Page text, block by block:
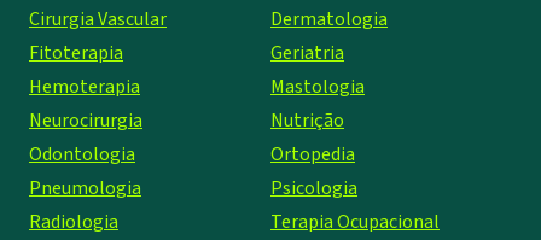
Cirurgia Vascular
Dermatologia
Fitoterapia
Geriatria
Hemoterapia
Mastologia
Neurocirurgia
Nutrição
Odontologia
Ortopedia
Pneumologia
Psicologia
Radiologia
Terapia Ocupacional